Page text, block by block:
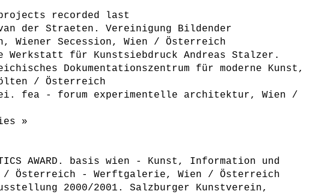
recorded last
der Straeten. Vereinigung Bildender
Wiener Secession, Wien / Österreich
Werkstatt für Kunstsiebdruck Andreas Stalzer.
Dokumentationszentrum für moderne Kunst,
/ Österreich
fea - forum experimentelle architektur, Wien /
»
AWARD. basis wien - Kunst, Information und
/ Österreich - Werftgalerie, Wien / Österreich
2000/2001. Salzburger Kunstverein,